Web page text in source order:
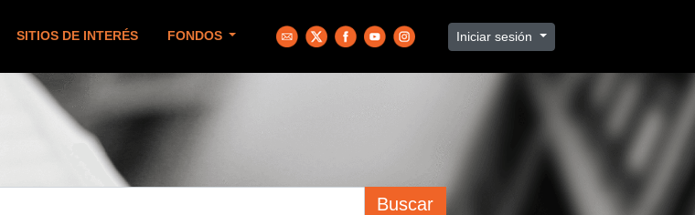
SITIOS DE INTERÉS FONDOS Iniciar sesión
Buscar